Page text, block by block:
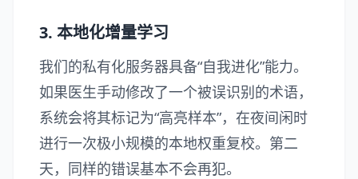
3. 本地化增量学习
我们的私有化服务器具备“自我进化”能力。
如果医生手动修改了一个被误识别的术语，
系统会将其标记为“高亮样本”，在夜间闲时
进行一次极小规模的本地权重复校。第二
天，同样的错误基本不会再犯。